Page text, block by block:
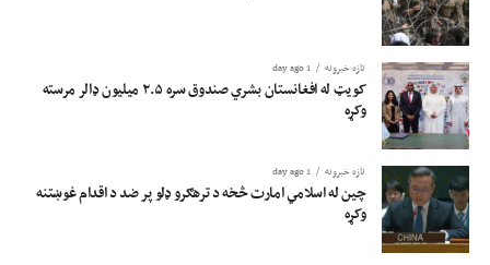
تازه خبرونه 1 day ago
کویټ له افغانستان بشري صندوق سره ۲.۵ میلیون ډالر مرسته
وکړه
تازه خبرونه 1 day ago
چین له اسلامي امارت څخه د ترهګرو ډلو پر ضد د اقدام غوښتنه
وکړه